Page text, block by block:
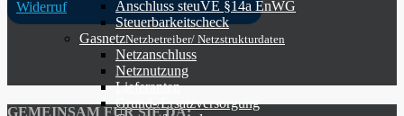
Anschluss steuVE §14a EnWG
Steuerbarkeitscheck
GasnetzNetzbetreiber/ Netzstrukturdaten
Netzanschluss
Netznutzung
Lieferanten
Grund-/Ersatzversorgung
Widerruf
GEMEINSAM FÜR SIE DA: